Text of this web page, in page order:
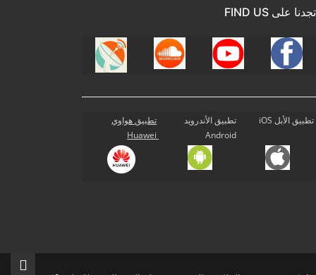
تجدنا على FIND US
تطبيق الأبل iOS
تطبيق الأندرويد
Android
تطبيق هواوي